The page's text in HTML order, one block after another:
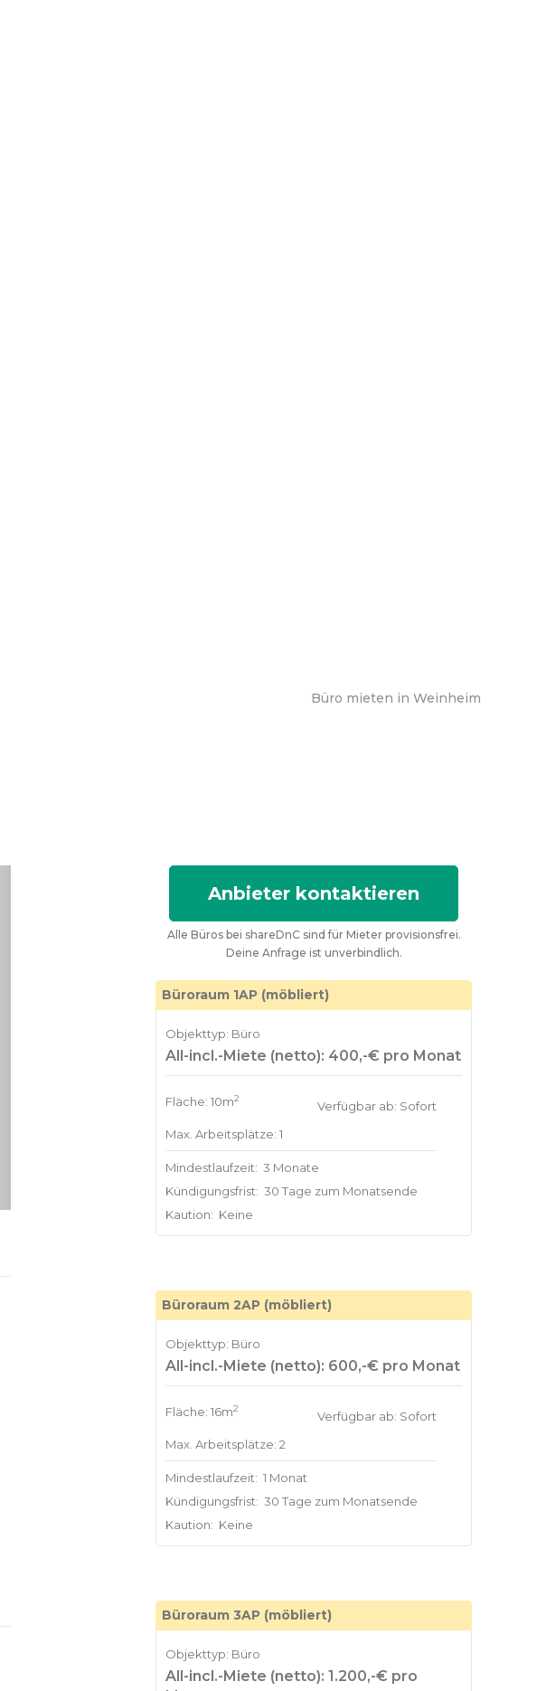
Büro mieten in Weinheim
Anbieter kontaktieren
Alle Büros bei shareDnC sind für Mieter provisionsfrei.
Deine Anfrage ist unverbindlich.
Büroraum 1AP (möbliert)
Objekttyp: Büro
All-incl.-Miete (netto): 400,-€ pro Monat
Fläche: 10m2
Max. Arbeitsplätze: 1
Verfügbar ab: Sofort
Mindestlaufzeit: 3 Monate
Kündigungsfrist: 30 Tage zum Monatsende
Kaution: Keine
Büroraum 2AP (möbliert)
Objekttyp: Büro
All-incl.-Miete (netto): 600,-€ pro Monat
Fläche: 16m2
Max. Arbeitsplätze: 2
Verfügbar ab: Sofort
Mindestlaufzeit: 1 Monat
Kündigungsfrist: 30 Tage zum Monatsende
Kaution: Keine
Büroraum 3AP (möbliert)
Objekttyp: Büro
All-incl.-Miete (netto): 1.200,-€ pro